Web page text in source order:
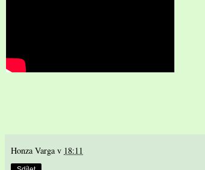
Honza Varga v 18:11